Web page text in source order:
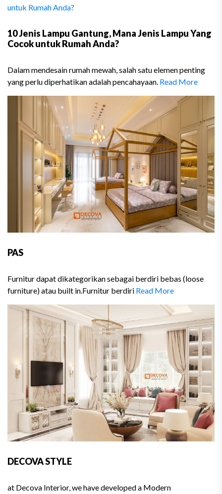
10 Jenis Lampu Gantung, Mana Jenis Lampu Yang
Cocok untuk Rumah Anda?
Dalam mendesain rumah mewah, salah satu elemen penting
yang perlu diperhatikan adalah pencahayaan. Read More
PAS
Furnitur dapat dikategorikan sebagai berdiri bebas (loose
furniture) atau built in.Furnitur berdiri Read More
DECOVA STYLE
at Decova Interior, we have developed a Modern